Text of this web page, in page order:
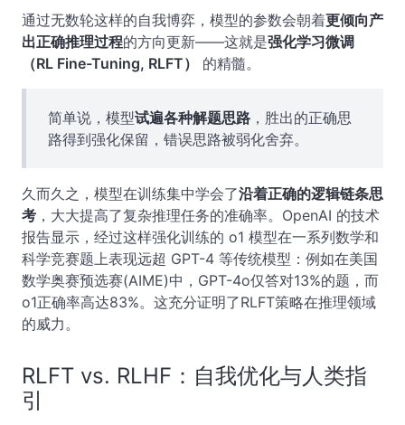
通过无数轮这样的自我博弈，模型的参数会朝着更倾向产
出正确推理过程的方向更新——这就是强化学习微调
（RL Fine-Tuning, RLFT）
的精髓。
简单说，模型试遍各种解题思路 ，胜出的正确思
路得到强化保留，错误思路被弱化舍弃。
久而久之，模型在训练集中学会了沿着正确的逻辑链条思
考 ，大大提高了复杂推理任务的准确率。OpenAI 的技术
报告显示，经过这样强化训练的 o1 模型在一系列数学和
科学竞赛题上表现远超 GPT-4 等传统模型：例如在美国
数学奥赛预选赛(AIME)中，GPT-4o仅答对13%的题，而
o1正确率高达83%。这充分证明了RLFT策略在推理领域
的威力。
RLFT vs. RLHF：自我优化与人类指
引